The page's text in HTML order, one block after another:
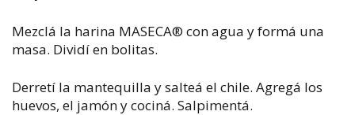
Mezclá la harina MASECA® con agua y formá una
masa. Dividí en bolitas.
Derretí la mantequilla y salteá el chile. Agregá los
huevos, el jamón y cociná. Salpimentá.